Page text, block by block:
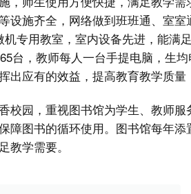
设施齐全，网络做到班班通、室
专用教室，室内设备先进，能满
台，教师每人一台手提电脑，生
出应有的效益，提高教育教学质量
校园，重视图书馆为学生、教师
障图书的循环使用。图书馆每年
教学需要。